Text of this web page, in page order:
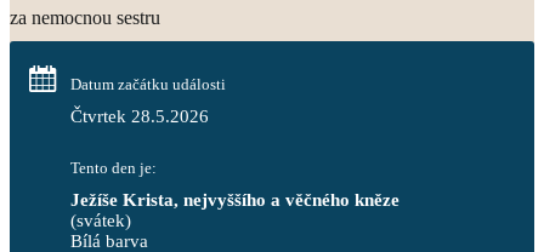
za nemocnou sestru
Datum začátku události
Čtvrtek 28.5.2026
Tento den je:
Ježíše Krista, nejvyššího a věčného kněze
(svátek)
Bílá barva